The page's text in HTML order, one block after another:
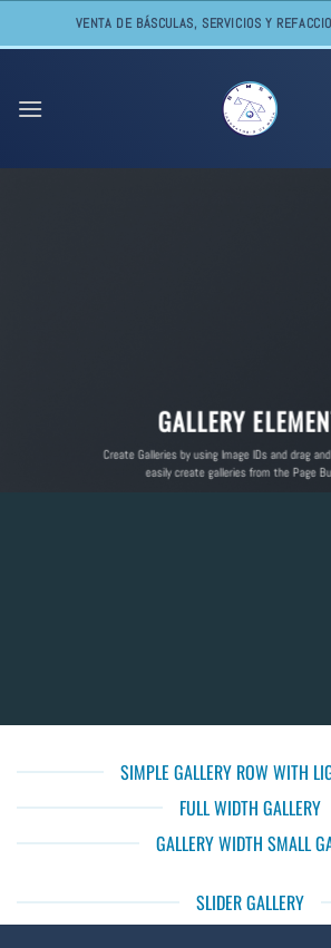
VENTA DE BÁSCULAS, SERVICIOS Y
GALLERY
Create Galleries by using Image IDs and drag
easily create galleries from the Page
SIMPLE GALLERY ROW WITH
FULL WIDTH GALLERY
GALLERY WIDTH SMALL
SLIDER GALLERY